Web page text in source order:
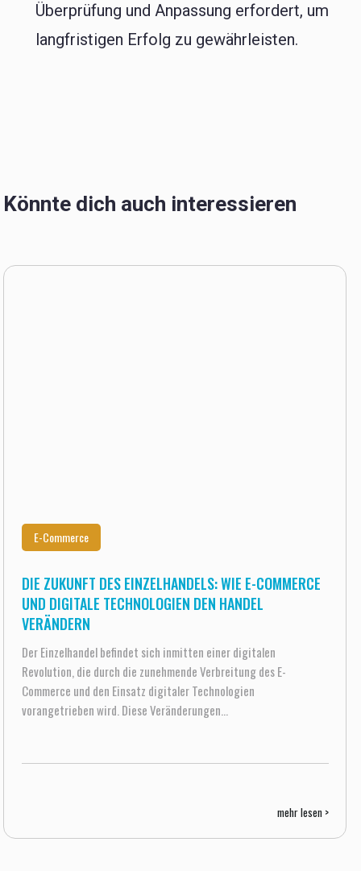
Überprüfung und Anpassung erfordert, um
langfristigen Erfolg zu gewährleisten.
Könnte dich auch interessieren
E-Commerce
DIE ZUKUNFT DES EINZELHANDELS: WIE E-COMMERCE
UND DIGITALE TECHNOLOGIEN DEN HANDEL
VERÄNDERN
Der Einzelhandel befindet sich inmitten einer digitalen
Revolution, die durch die zunehmende Verbreitung des E-
Commerce und den Einsatz digitaler Technologien
vorangetrieben wird. Diese Veränderungen...
mehr lesen >